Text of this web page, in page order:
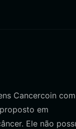
Cancercoin com
em
Ele não